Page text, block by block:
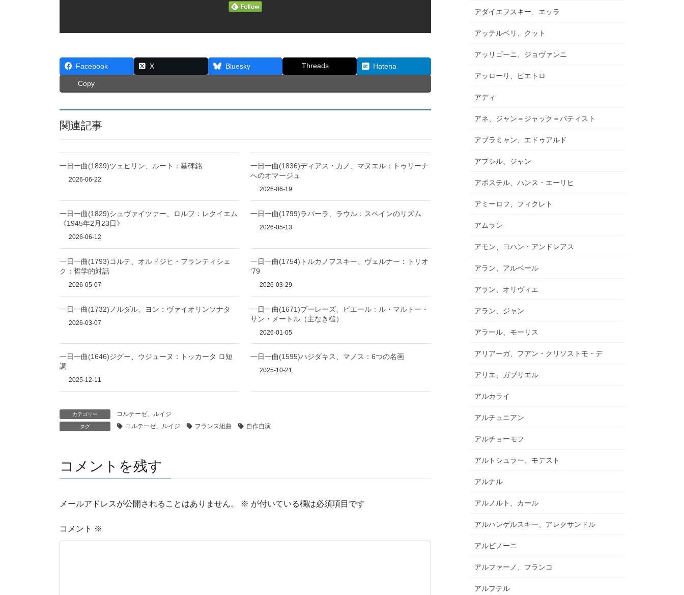
Facebook X Bluesky Threads Hatena
Copy
関連記事
一日一曲(1839)ツェヒリン、ルート：墓碑銘
2026-06-22
一日一曲(1836)ディアス・カノ、マヌエル：トゥリーナ
へのオマージュ
2026-06-19
一日一曲(1829)シュヴァイツァー、ロルフ：レクイエム
《1945年2月23日》
2026-06-12
一日一曲(1799)ラパーラ、ラウル：スペインのリズム
2026-05-13
一日一曲(1793)コルテ、オルドジヒ・フランティシェ
ク：哲学的対話
2026-05-07
一日一曲(1754)トルカノフスキー、ヴェルナー：トリオ
'79
2026-03-29
一日一曲(1732)ノルダル、ヨン：ヴァイオリンソナタ
2026-03-07
一日一曲(1671)ブーレーズ、ピエール：ル・マルトー・
サン・メートル（主なき槌）
2026-01-05
一日一曲(1646)ジグー、ウジューヌ：トッカータ ロ短
調
2025-12-11
一日一曲(1595)ハジダキス、マノス：6つの名画
2025-10-21
カテゴリー コルテーゼ、ルイジ
タグ コルテーゼ、ルイジ フランス組曲 自作自演
コメントを残す
メールアドレスが公開されることはありません。 ※ が付いている欄は必須項目です
コメント ※
アダイエフスキー、エッラ
アッテルベリ、クット
アッリゴーニ、ジョヴァンニ
アッローリ、ピエトロ
アディ
アネ、ジャン＝ジャック＝バティスト
アブラミャン、エドゥアルド
アプシル、ジャン
アポステル、ハンス・エーリヒ
アミーロフ、フィクレト
アムラン
アモン、ヨハン・アンドレアス
アラン、アルベール
アラン、オリヴィエ
アラン、ジャン
アラール、モーリス
アリアーガ、フアン・クリソストモ・デ
アリエ、ガブリエル
アルカライ
アルチュニアン
アルチョーモフ
アルトシュラー、モデスト
アルナル
アルノルト、カール
アルハンゲルスキー、アレクサンドル
アルビノーニ
アルファーノ、フランコ
アルフテル